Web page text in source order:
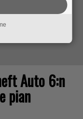
Auto 6:n
pian